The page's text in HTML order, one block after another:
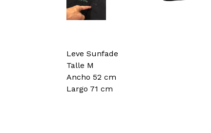
Leve Sunfade
Talle M
Ancho 52 cm
Largo 71 cm